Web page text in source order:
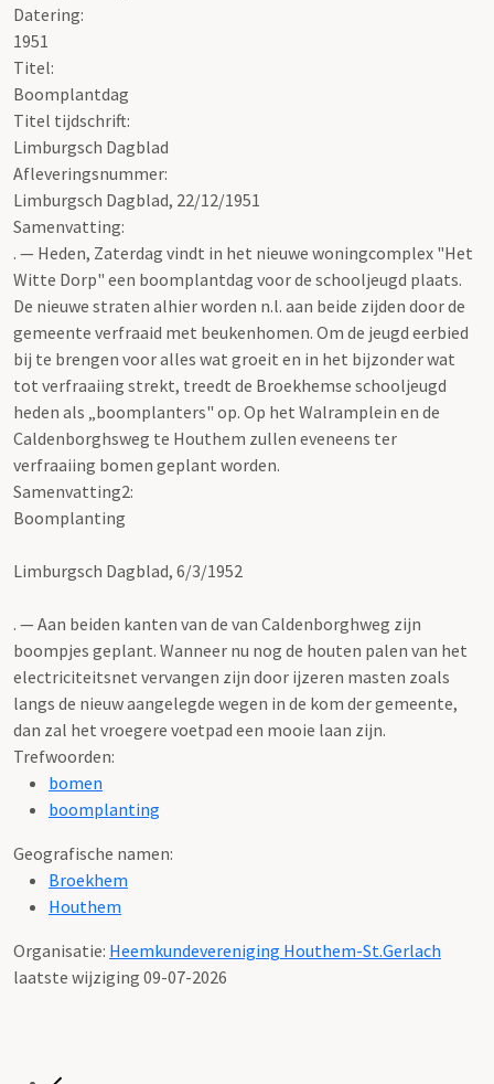
Datering:
1951
Titel:
Boomplantdag
Titel tijdschrift:
Limburgsch Dagblad
Afleveringsnummer:
Limburgsch Dagblad, 22/12/1951
Samenvatting:
. — Heden, Zaterdag vindt in het nieuwe woningcomplex "Het
Witte Dorp" een boomplantdag voor de schooljeugd plaats.
De nieuwe straten alhier worden n.l. aan beide zijden door de
gemeente verfraaid met beukenhomen. Om de jeugd eerbied
bij te brengen voor alles wat groeit en in het bijzonder wat
tot verfraaiing strekt, treedt de Broekhemse schooljeugd
heden als „boomplanters" op. Op het Walramplein en de
Caldenborghsweg te Houthem zullen eveneens ter
verfraaiing bomen geplant worden.
Samenvatting2:
Boomplanting
Limburgsch Dagblad, 6/3/1952
. — Aan beiden kanten van de van Caldenborghweg zijn
boompjes geplant. Wanneer nu nog de houten palen van het
electriciteitsnet vervangen zijn door ijzeren masten zoals
langs de nieuw aangelegde wegen in de kom der gemeente,
dan zal het vroegere voetpad een mooie laan zijn.
Trefwoorden:
bomen
boomplanting
Geografische namen:
Broekhem
Houthem
Organisatie: Heemkundevereniging Houthem-St.Gerlach
laatste wijziging 09-07-2026